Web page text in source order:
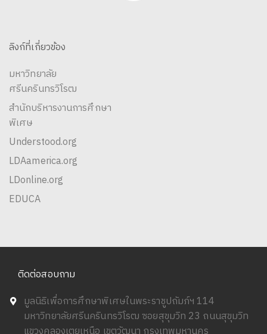
ลิงก์ที่เกี่ยวข้อง
มหาวิทยาลัย
ศรีนครินทรวิโรฒ
สำนักบริหารงานการศึกษา
พิเศษ
Understood.org
LDAamerica.org
LDonline.org
EDUCA
ติดต่อสอบถาม
มูลนิธิเพื่อการศึกษาพิเศษในพระราชูปถัมภ์ฯ 114
มหาวิทยาลัยศรีนครินทรวิโรฒ ซอยสุขุมวิท 23 ถนนสุขุมวิท